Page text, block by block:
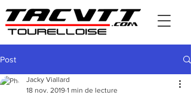
Post
Jacky Viallard
18 nov. 2019 1 min de lecture